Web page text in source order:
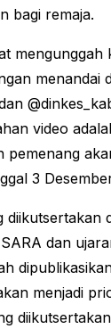
bagi remaja.
menandai
video
pemenang
3
diikutsertakan
dan
menjadi